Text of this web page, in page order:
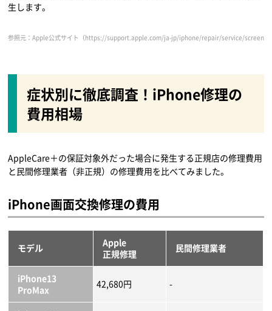
生します。
参照元：Apple公式サイト（https://support.apple.com/ja-jp/iphone/repair/service/screen-
症状別に徹底調査！iPhone修理の
費用相場
AppleCare＋の保証対象外だった場合に発生する正規店の修理費用
と民間修理業者（非正規）の修理費用を比べてみました。
iPhone画面交換修理の費用
モデル
Apple
正規修理
民間修理業者
iPhone13
ProMax
42,680円 -